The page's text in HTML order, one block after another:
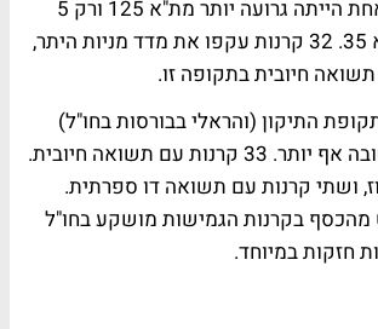
למעשה רק קרן אחת הייתה גרועה יותר מת"א 125 ורק 5
יותר גרועות מת"א 35. 32 קרנות עקפו את מדד מניות היתר,
התיקון (והראלי בבורסות בחו"ל)
מקבלים תמונה טובה אף יותר. 33 קרנות עם תשואה חיובית.
ושתי קרנות עם תשואה דו ספרתית.
בקרנות הגמישות מושקע בחו"ל
חזקות במיוחד.